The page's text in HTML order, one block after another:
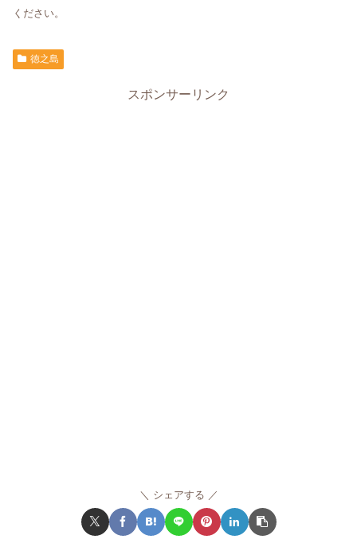
ください。
徳之島
スポンサーリンク
シェアする